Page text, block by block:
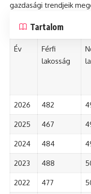
gazdasági trendjeik
Tartalom
Év
Férfi
lakosság
2026 482
2025 467
2024 484
2023 488
2022 477